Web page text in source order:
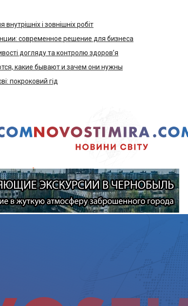
і зовнішніх робіт
современное решение для бизнеса
догляду та контролю здоров’я
какие бывают и зачем они нужны
покроковий гід